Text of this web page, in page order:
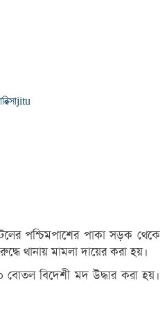
jitu
পশ্চিমপাশের পাকা সড়ক থেকে
থানায় মামলা দায়ের করা হয়।
বোতল বিদেশী মদ উদ্ধার করা হয়।